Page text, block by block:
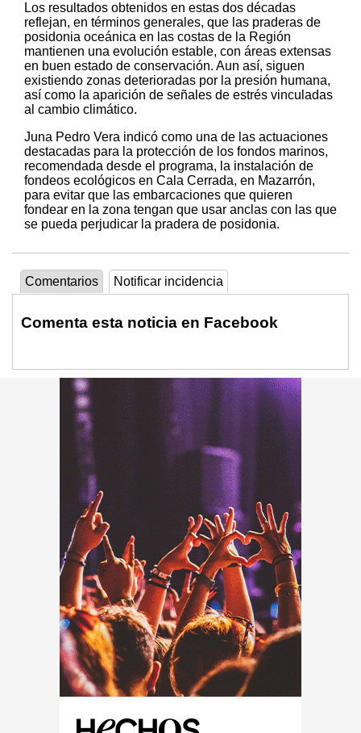
Los resultados obtenidos en estas dos décadas
reflejan, en términos generales, que las praderas de
posidonia oceánica en las costas de la Región
mantienen una evolución estable, con áreas extensas
en buen estado de conservación. Aun así, siguen
existiendo zonas deterioradas por la presión humana,
así como la aparición de señales de estrés vinculadas
al cambio climático.
Juna Pedro Vera indicó como una de las actuaciones
destacadas para la protección de los fondos marinos,
recomendada desde el programa, la instalación de
fondeos ecológicos en Cala Cerrada, en Mazarrón,
para evitar que las embarcaciones que quieren
fondear en la zona tengan que usar anclas con las que
se pueda perjudicar la pradera de posidonia.
Comentarios Notificar incidencia
Comenta esta noticia en Facebook